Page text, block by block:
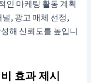
인 마케팅 활동 계획
널, 광고 매체 선정,
해 신뢰도를 높입니
효과 제시